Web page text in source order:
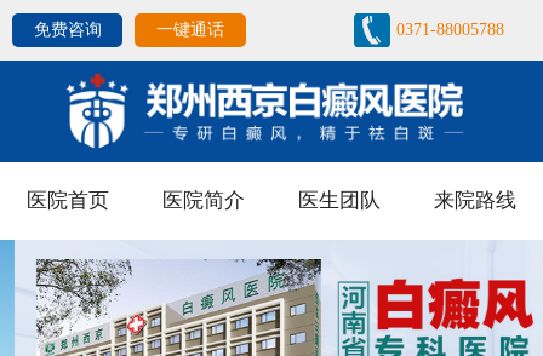
免费咨询 一键通话 0371-88005788
医院首页 医院简介 医生团队 来院路线